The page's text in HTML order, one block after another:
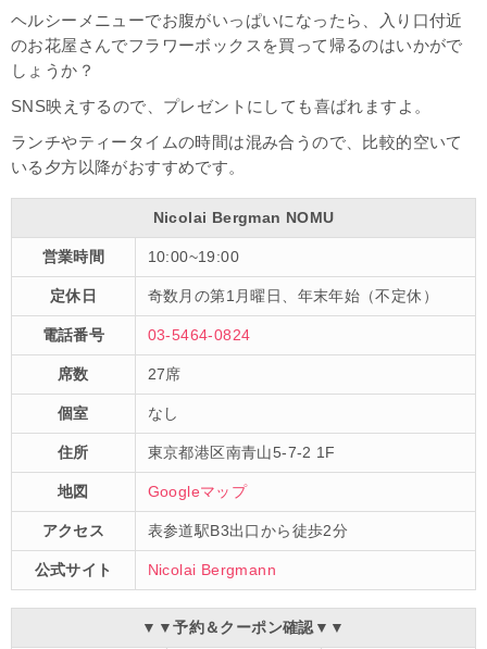
ヘルシーメニューでお腹がいっぱいになったら、入り口付近
のお花屋さんでフラワーボックスを買って帰るのはいかがで
しょうか？
SNS映えするので、プレゼントにしても喜ばれますよ。
ランチやティータイムの時間は混み合うので、比較的空いて
いる夕方以降がおすすめです。
Nicolai Bergman NOMU
営業時間 10:00~19:00
定休日 奇数月の第1月曜日、年末年始（不定休）
電話番号 03-5464-0824
席数 27席
個室 なし
住所 東京都港区南青山5-7-2 1F
地図 Googleマップ
アクセス 表参道駅B3出口から徒歩2分
公式サイト Nicolai Bergmann
▼▼予約＆クーポン確認▼▼